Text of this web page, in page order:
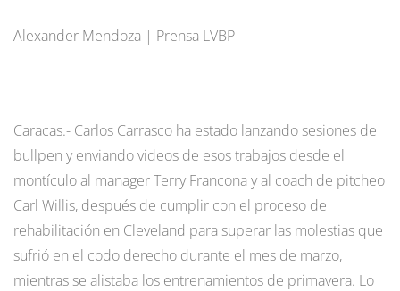
Alexander Mendoza | Prensa LVBP
Caracas.- Carlos Carrasco ha estado lanzando sesiones de
bullpen y enviando videos de esos trabajos desde el
montículo al manager Terry Francona y al coach de pitcheo
Carl Willis, después de cumplir con el proceso de
rehabilitación en Cleveland para superar las molestias que
sufrió en el codo derecho durante el mes de marzo,
mientras se alistaba los entrenamientos de primavera. Lo